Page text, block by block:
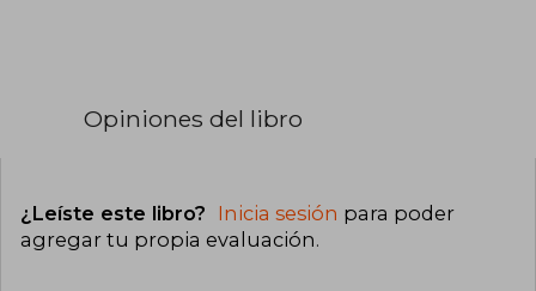
Opiniones del libro
¿Leíste este libro? Inicia sesión para poder
agregar tu propia evaluación.